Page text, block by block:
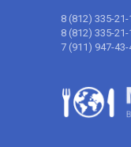
8 (812) 335-21-
8 (812) 335-21-
7 (911) 947-43-